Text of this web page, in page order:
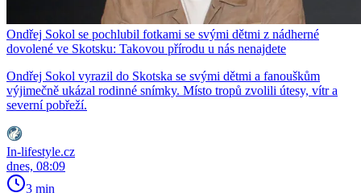
Ondřej Sokol se pochlubil fotkami se svými dětmi z nádherné
dovolené ve Skotsku: Takovou přírodu u nás nenajdete
Ondřej Sokol vyrazil do Skotska se svými dětmi a fanouškům
výjimečně ukázal rodinné snímky. Místo tropů zvolili útesy, vítr a
severní pobřeží.
In-lifestyle.cz
dnes, 08:09
3 min